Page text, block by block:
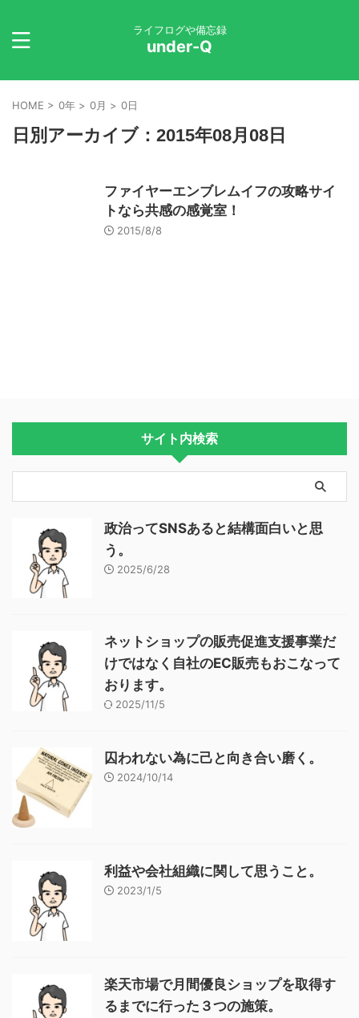
ライフログや備忘録
under-Q
HOME > 0年 > 0月 > 0日
日別アーカイブ：2015年08月08日
ファイヤーエンブレムイフの攻略サイ
トなら共感の感覚室！
2015/8/8
サイト内検索
政治ってSNSあると結構面白いと思
う。
2025/6/28
ネットショップの販売促進支援事業だ
けではなく自社のEC販売もおこなって
おります。
2025/11/5
囚われない為に己と向き合い磨く。
2024/10/14
利益や会社組織に関して思うこと。
2023/1/5
楽天市場で月間優良ショップを取得す
るまでに行った３つの施策。